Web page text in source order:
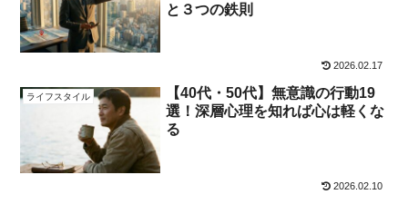
と３つの鉄則
2026.02.17
ライフスタイル
【40代・50代】無意識の行動19
選！深層心理を知れば心は軽くな
る
2026.02.10